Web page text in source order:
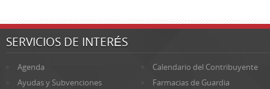
SERVICIOS DE INTERÉS
Agenda
Calendario del Contribuyente
Ayudas y Subvenciones
Farmacias de Guardia